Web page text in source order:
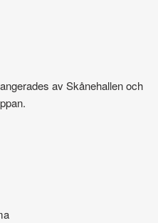
av Skånehallen och